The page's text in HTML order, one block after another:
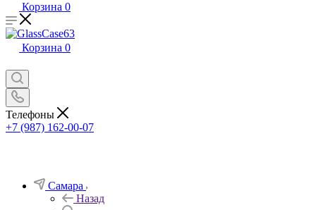
Корзина 0
Корзина 0
Телефоны
+7 (987) 162-00-07
Самара
Назад